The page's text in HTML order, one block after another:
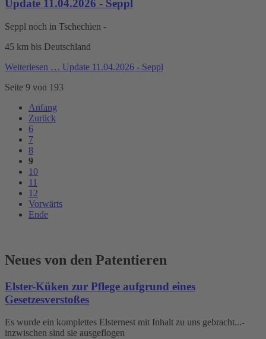
Update 11.04.2026 - Seppl
Seppl noch in Tschechien -
45 km bis Deutschland
Weiterlesen … Update 11.04.2026 - Seppl
Seite 9 von 193
Anfang
Zurück
6
7
8
9
10
11
12
Vorwärts
Ende
Neues von den Patentieren
Elster-Küken zur Pflege aufgrund eines
Gesetzesverstoßes
Es wurde ein komplettes Elsternest mit Inhalt zu uns gebracht...-
inzwischen sind sie ausgeflogen